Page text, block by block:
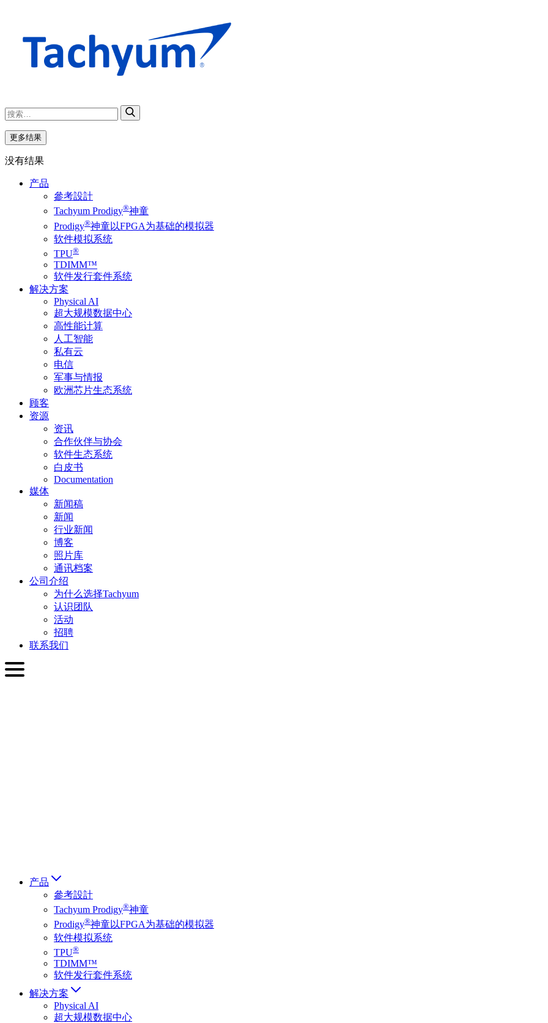
更多结果
没有结果
产品
參考設計
Tachyum Prodigy®神童
Prodigy®神童以FPGA为基础的模拟器
软件模拟系统
TPU®
TDIMM™
软件发行套件系统
解决方案
Physical AI
超大规模数据中心
高性能计算
人工智能
私有云
电信
军事与情报
欧洲芯片生态系统
顾客
资源
资讯
合作伙伴与协会
软件生态系统
白皮书
Documentation
媒体
新闻稿
新闻
行业新闻
博客
照片库
通讯档案
公司介绍
为什么选择Tachyum
认识团队
活动
招聘
联系我们
产品
參考設計
Tachyum Prodigy®神童
Prodigy®神童以FPGA为基础的模拟器
软件模拟系统
TPU®
TDIMM™
软件发行套件系统
解决方案
Physical AI
超大规模数据中心